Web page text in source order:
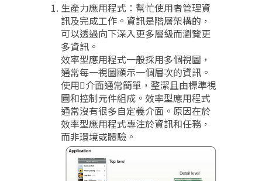
生產力應用程式：幫忙使用者管理資
訊及完成工作。資訊是階層架構的，
可以透過向下深入更多層級而瀏覽更
多資訊。
效率型應用程式一般採用多個視圖，
通常每一視圖顯示一個層次的資訊。
使用介面通常簡單，整潔且由標準視
圖和控制元件組成。效率型應用程式
通常沒有很多自定義介面。原因在於
效率型應用程式專注於資訊和任務，
而非環境或體驗。